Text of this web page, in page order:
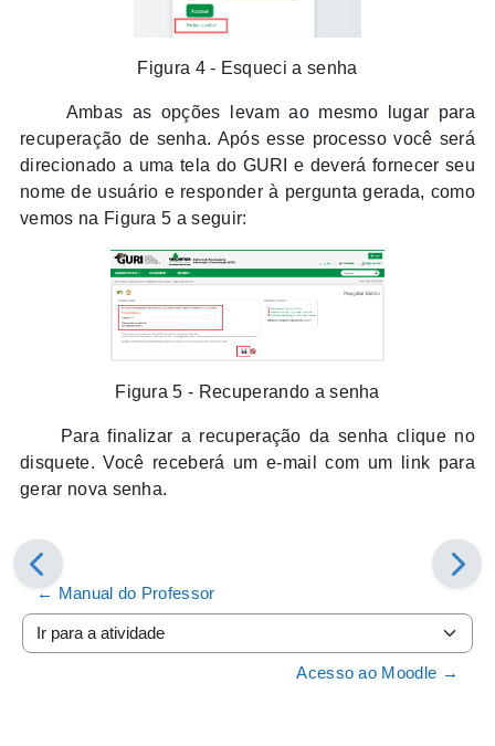
Figura 4 - Esqueci a senha
Ambas as opções levam ao mesmo lugar para
recuperação de senha. Após esse processo você será
direcionado a uma tela do GURI e deverá fornecer seu
nome de usuário e responder à pergunta gerada, como
vemos na Figura 5 a seguir:
Figura 5 - Recuperando a senha
Para finalizar a recuperação da senha clique no
disquete. Você receberá um e-mail com um link para
gerar nova senha.
← Manual do Professor
Ir para a atividade
Acesso ao Moodle →